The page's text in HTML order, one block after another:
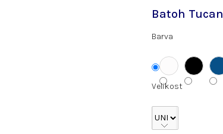
Batoh Tucan
Barva
Velikost